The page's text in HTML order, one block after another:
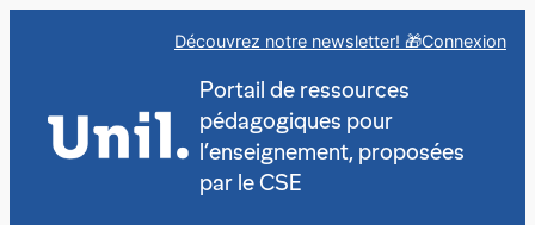
Découvrez notre newsletter! 🎁Connexion
Portail de ressources
pédagogiques pour
l’enseignement, proposées
par le CSE